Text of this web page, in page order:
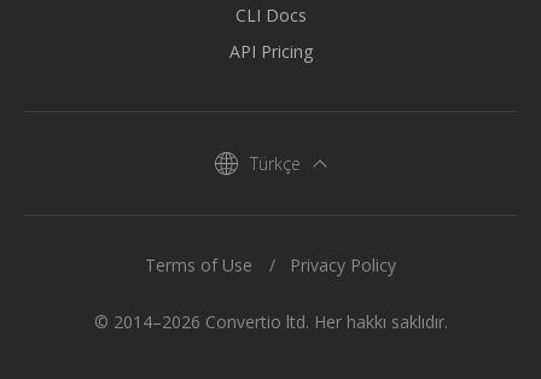
CLI Docs
API Pricing
Türkçe
© 2014–2026 Convertio ltd. Her hakkı saklıdır.
Terms of Use Privacy Policy